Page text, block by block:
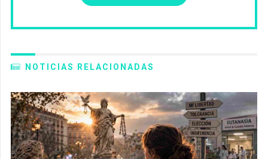
NOTICIAS RELACIONADAS